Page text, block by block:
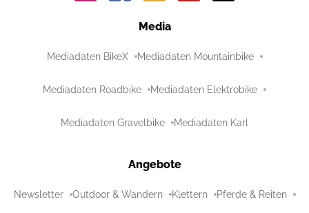
Media
Mediadaten BikeX Mediadaten Mountainbike
Mediadaten Roadbike Mediadaten Elektrobike
Mediadaten Gravelbike Mediadaten Karl
Angebote
Newsletter Outdoor & Wandern Klettern Pferde & Reiten